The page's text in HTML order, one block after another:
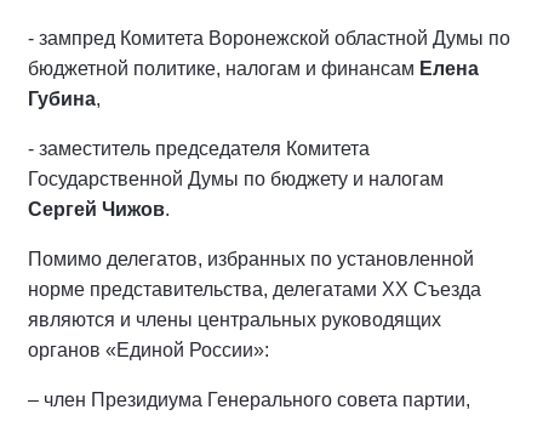
- зампред Комитета Воронежской областной Думы по
бюджетной политике, налогам и финансам Елена
Губина,
- заместитель председателя Комитета
Государственной Думы по бюджету и налогам
Сергей Чижов.
Помимо делегатов, избранных по установленной
норме представительства, делегатами ХХ Съезда
являются и члены центральных руководящих
органов «Единой России»:
– член Президиума Генерального совета партии,